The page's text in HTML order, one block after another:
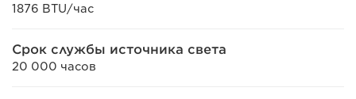
1876 BTU/час
Срок службы источника света
20 000 часов